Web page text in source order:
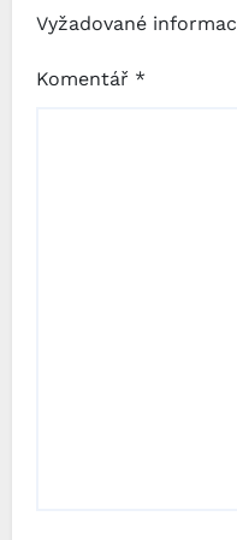
Vyžadované
Komentář *